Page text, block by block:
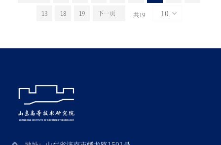
13 18 19 下一页 共19